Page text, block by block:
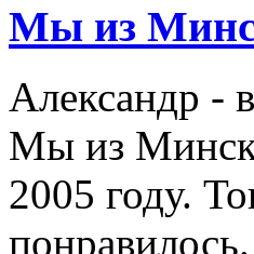
Мы из
Александр -
Мы из
2005 году.